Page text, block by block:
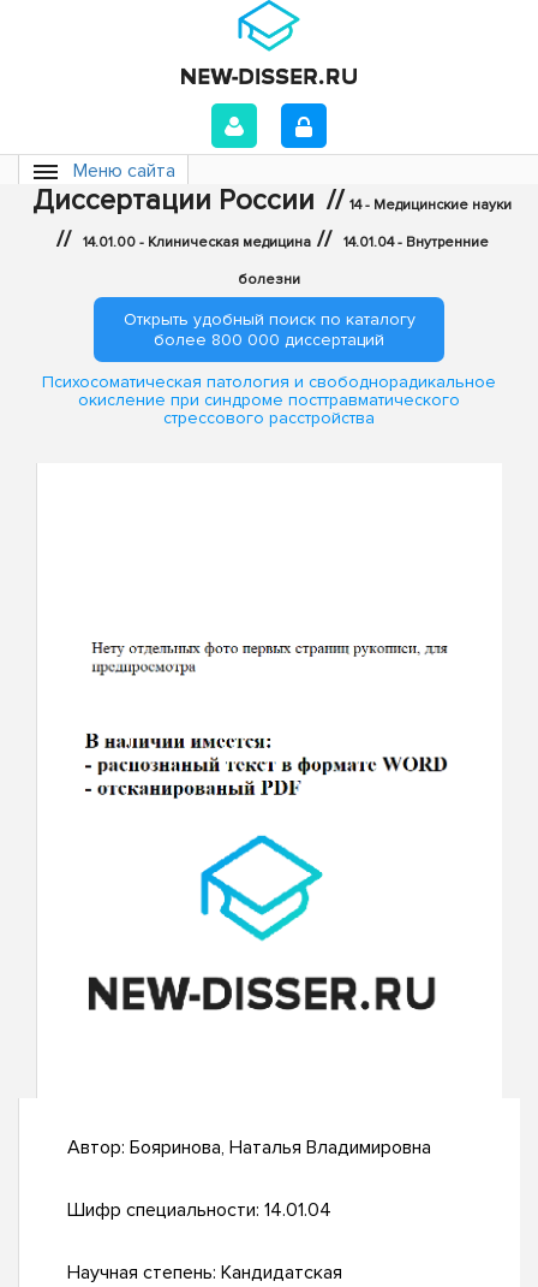
Меню сайта
Диссертации России // 14 - Медицинские науки
// 14.01.00 - Клиническая медицина // 14.01.04 - Внутренние
болезни
Открыть удобный поиск по каталогу
более 800 000 диссертаций
Психосоматическая патология и свободнорадикальное
окисление при синдроме посттравматического
стрессового расстройства
Автор: Бояринова, Наталья Владимировна
Шифр специальности: 14.01.04
Научная степень: Кандидатская